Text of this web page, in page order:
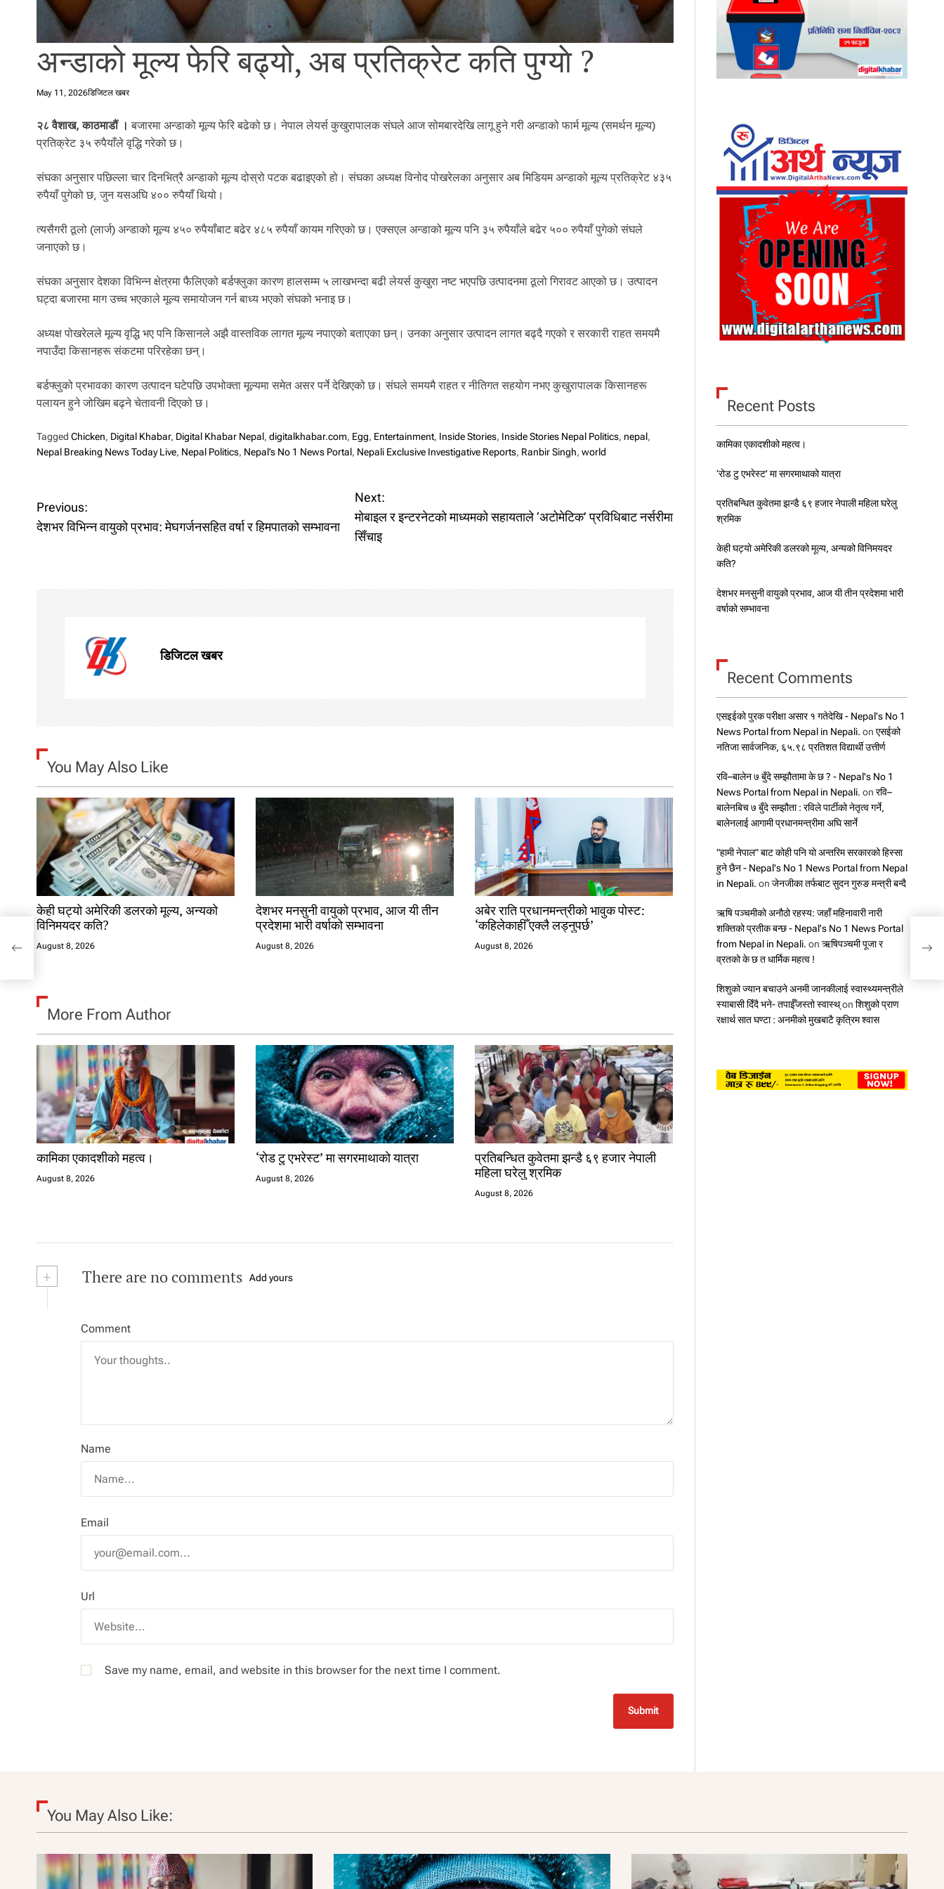
अन्डाको मूल्य फेरि बढ्यो, अब प्रतिक्रेट कति पुग्याे ?
May 11, 2026डिजिटल खबर
२८ वैशाख, काठमाडौं ।बजारमा अन्डाको मूल्य फेरि बढेको छ। नेपाल लेयर्स कुखुरापालक संघले आज सोमबारदेखि लागू हुने गरी अन्डाको फार्म मूल्य (समर्थन मूल्य)
प्रतिक्रेट ३५ रुपैयाँले वृद्धि गरेको छ।
संघका अनुसार पछिल्ला चार दिनभित्रै अन्डाको मूल्य दोस्रो पटक बढाइएको हो। संघका अध्यक्ष विनोद पोखरेलका अनुसार अब मिडियम अन्डाको मूल्य प्रतिक्रेट ४३५
रुपैयाँ पुगेको छ, जुन यसअघि ४०० रुपैयाँ थियो।
त्यसैगरी ठूलो (लार्ज) अन्डाको मूल्य ४५० रुपैयाँबाट बढेर ४८५ रुपैयाँ कायम गरिएको छ। एक्सएल अन्डाको मूल्य पनि ३५ रुपैयाँले बढेर ५०० रुपैयाँ पुगेको संघले
जनाएको छ।
संघका अनुसार देशका विभिन्न क्षेत्रमा फैलिएको बर्डफ्लुका कारण हालसम्म ५ लाखभन्दा बढी लेयर्स कुखुरा नष्ट भएपछि उत्पादनमा ठूलो गिरावट आएको छ। उत्पादन
घट्दा बजारमा माग उच्च भएकाले मूल्य समायोजन गर्न बाध्य भएको संघको भनाइ छ।
अध्यक्ष पोखरेलले मूल्य वृद्धि भए पनि किसानले अझै वास्तविक लागत मूल्य नपाएको बताएका छन्। उनका अनुसार उत्पादन लागत बढ्दै गएको र सरकारी राहत समयमै
नपाउँदा किसानहरू संकटमा परिरहेका छन्।
बर्डफ्लुको प्रभावका कारण उत्पादन घटेपछि उपभोक्ता मूल्यमा समेत असर पर्ने देखिएको छ। संघले समयमै राहत र नीतिगत सहयोग नभए कुखुरापालक किसानहरू
पलायन हुने जोखिम बढ्ने चेतावनी दिएको छ।
Tagged Chicken, Digital Khabar, Digital Khabar Nepal, digitalkhabar.com, Egg, Entertainment, Inside Stories, Inside Stories Nepal Politics, nepal,
Nepal Breaking News Today Live, Nepal Politics, Nepal’s No 1 News Portal, Nepali Exclusive Investigative Reports, Ranbir Singh, world
P
o
t
n
a
v
i
g
t
o
n
Previous:
देशभर विभिन्न वायुको प्रभाव: मेघगर्जनसहित वर्षा र हिमपातको सम्भावना
Next:
मोबाइल र इन्टरनेटको माध्यमको सहायताले ‘अटोमेटिक’ प्रविधिबाट नर्सरीमा
सिँचाइ
डिजिटल खबर
You May Also Like
केही घट्यो अमेरिकी डलरको मूल्य, अन्यको
विनिमयदर कति?
August 8, 2026
देशभर मनसुनी वायुको प्रभाव, आज यी तीन
प्रदेशमा भारी वर्षाको सम्भावना
August 8, 2026
अबेर राति प्रधानमन्त्रीको भावुक पोस्ट:
‘कहिलेकाहीँ एक्लै लड्नुपर्छ’
August 8, 2026
More From Author
कामिका एकादशीको महत्व।
August 8, 2026
‘रोड टु एभरेस्ट’ मा सगरमाथाको यात्रा
August 8, 2026
प्रतिबन्धित कुवेतमा झन्डै ६९ हजार नेपाली
महिला घरेलु श्रमिक
August 8, 2026
+ There are no comments Add yours
Comment
Name
Email
Url
Save my name, email, and website in this browser for the next time I comment.
Recent Posts
कामिका एकादशीको महत्व।
‘रोड टु एभरेस्ट’ मा सगरमाथाको यात्रा
प्रतिबन्धित कुवेतमा झन्डै ६९ हजार नेपाली महिला घरेलु
श्रमिक
केही घट्यो अमेरिकी डलरको मूल्य, अन्यको विनिमयदर
कति?
देशभर मनसुनी वायुको प्रभाव, आज यी तीन प्रदेशमा भारी
वर्षाको सम्भावना
Recent Comments
एसइईको पुरक परीक्षा असार १ गतेदेखि - Nepal's No 1
News Portal from Nepal in Nepali. on एसईको
नतिजा सार्वजनिक, ६५.९८ प्रतिशत विद्यार्थी उत्तीर्ण
रवि–बालेन ७ बुँदे सम्झौतामा के छ ? - Nepal's No 1
News Portal from Nepal in Nepali. on रवि–
बालेनबिच ७ बुँदे सम्झौता : रविले पार्टीको नेतृत्व गर्ने,
बालेनलाई आगामी प्रधानमन्त्रीमा अघि सार्ने
"हामी नेपाल" बाट कोही पनि यो अन्तरिम सरकारको हिस्सा
हुने छैन - Nepal's No 1 News Portal from Nepal
in Nepali. on जेनजीका तर्फबाट सुदन गुरुङ मन्त्री बन्दै
ऋषि पञ्चमीको अनौठो रहस्य: जहाँ महिनावारी नारी
शक्तिको प्रतीक बन्छ - Nepal's No 1 News Portal
from Nepal in Nepali. on ऋषिपञ्चमी पूजा र
व्रतको के छ त धार्मिक महत्व !
शिशुको ज्यान बचाउने अनमी जानकीलाई स्वास्थ्यमन्त्रीले
स्याबासी दिँदै भने- तपाईँजस्तो स्वास्थ्on शिशुको प्राण
रक्षार्थ सात घण्टा : अनमीको मुखबाटै कृत्रिम श्वास
You May Also Like: